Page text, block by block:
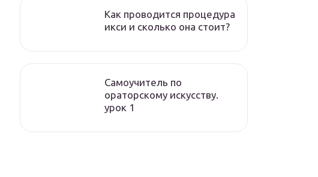
Как проводится процедура
икси и сколько она стоит?
Самоучитель по
ораторскому искусству.
урок 1